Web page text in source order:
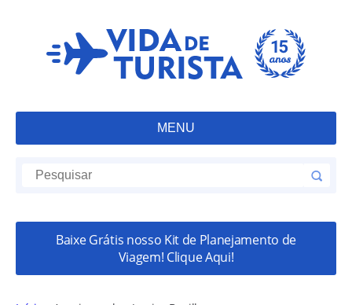
MENU
Baixe Grátis nosso Kit de Planejamento de
Viagem! Clique Aqui!